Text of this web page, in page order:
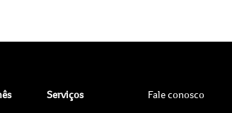
Serviços
Fale conosco